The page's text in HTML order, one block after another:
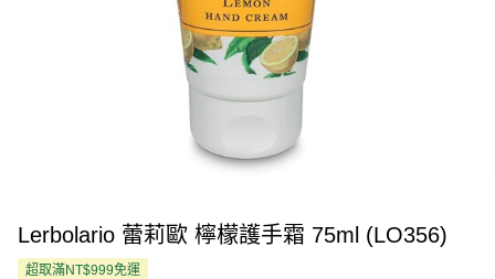
Lerbolario 蕾莉歐 檸檬護手霜 75ml (LO356)
超取滿NT$999免運